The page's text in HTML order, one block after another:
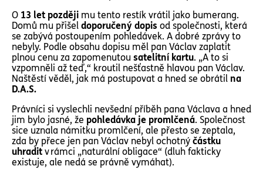
O 13 let později mu tento restík vrátil jako bumerang.
Domů mu přišel doporučený dopis od společnosti, která
se zabývá postoupením pohledávek. A dobré zprávy to
nebyly. Podle obsahu dopisu měl pan Václav zaplatit
plnou cenu za zapomenutou satelitní kartu. „A to si
vzpomněli až teď,“ kroutil nešťastně hlavou pan Václav.
Naštěstí věděl, jak má postupovat a hned se obrátil na
D.A.S.
Právníci si vyslechli nevšední příběh pana Václava a hned
jim bylo jasné, že pohledávka je promlčená. Společnost
sice uznala námitku promlčení, ale přesto se zeptala,
zda by přece jen pan Václav nebyl ochotný částku
uhradit v rámci „naturální obligace“ (dluh fakticky
existuje, ale nedá se právně vymáhat).